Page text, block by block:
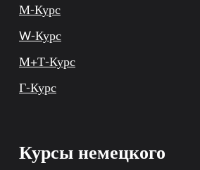
М-Курс
W-Курс
М+Т-Курс
Г-Курс
Курсы немецкого